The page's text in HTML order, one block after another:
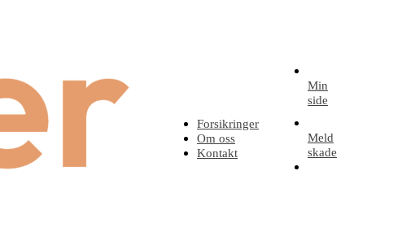
Forsikringer
Om oss
Kontakt
Min
side
Meld
skade